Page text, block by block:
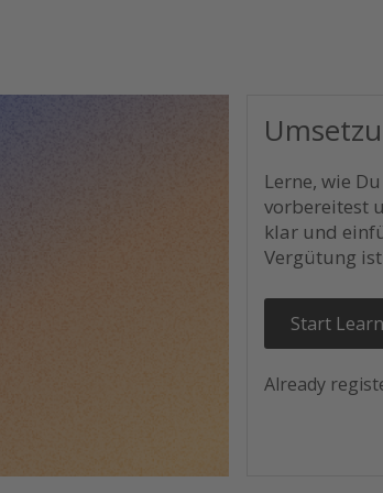
Lerne, wie
vorbereitest
klar und
Vergütung
Start
Already